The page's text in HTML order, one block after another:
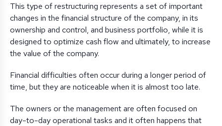
This type of restructuring represents a set of important
changes in the financial structure of the company, in its
ownership and control, and business portfolio, while it is
designed to optimize cash flow and ultimately, to increase
the value of the company.
Financial difficulties often occur during a longer period of
time, but they are noticeable when it is almost too late.
The owners or the management are often focused on
day-to-day operational tasks and it often happens that